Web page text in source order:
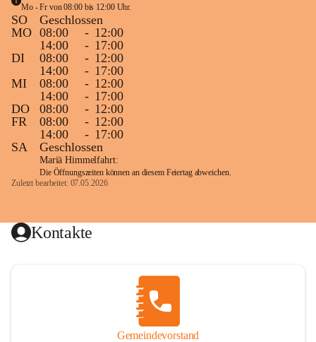
Mo - Fr von 08:00 bis 12:00 Uhr.
SO
Geschlossen
MO 08:00 - 12:00
14:00
- 17:00
DI
08:00 - 12:00
14:00
- 17:00
MI
08:00 - 12:00
14:00
- 17:00
DO
08:00 - 12:00
FR
08:00 - 12:00
14:00
- 17:00
SA
Geschlossen
Mariä Himmelfahrt:
Die Öffnungszeiten können an diesem Feiertag abweichen.
Zuletzt bearbeitet: 07.05.2026
Kontakte
Gemeindevorstand